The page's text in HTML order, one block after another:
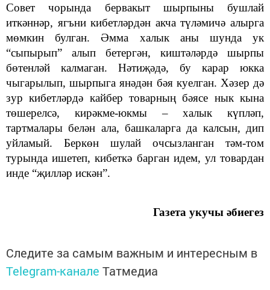
Совет чорында бервакыт шырпыны бушлай
иткәннәр, ягъни кибетләрдән акча түләмичә алырга
мөмкин булган. Әмма халык аны шунда ук
“сыпырып” алып бетергән, киштәләрдә шырпы
бөтенләй калмаган. Нәтиҗәдә, бу карар юкка
чыгарылып, шырпыга янәдән бәя куелган. Хәзер дә
зур кибетләрдә кайбер товарның бәясе нык кына
төшерелсә, кирәкме-юкмы – халык күпләп,
тартмалары белән ала, башкаларга да калсын, дип
уйламый. Беркөн шулай очсызланган тәм-том
турында ишетеп, кибеткә барган идем, ул товардан
инде “җилләр искән”.
Газета укучы әбиегез
Следите за самым важным и интересным в
Telegram-канале Татмедиа